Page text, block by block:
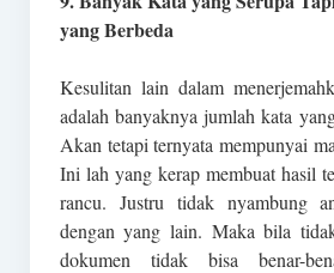
yang Berbeda
Kesulitan lain dalam
adalah banyaknya jumlah kata
Akan tetapi ternyata mempunyai
Ini lah yang kerap membuat hasil
rancu. Justru tidak nyambung
dengan yang lain. Maka bila
dokumen tidak bisa benar-